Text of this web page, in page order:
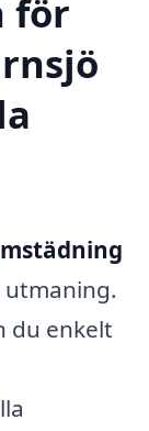
för
du enkelt